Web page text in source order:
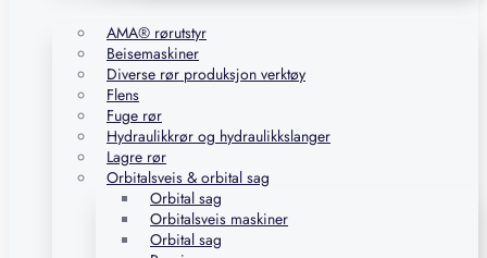
AMA® rørutstyr
Beisemaskiner
Diverse rør produksjon verktøy
Flens
Fuge rør
Hydraulikkrør og hydraulikkslanger
Lagre rør
Orbitalsveis & orbital sag
Orbital sag
Orbitalsveis maskiner
Orbital sag